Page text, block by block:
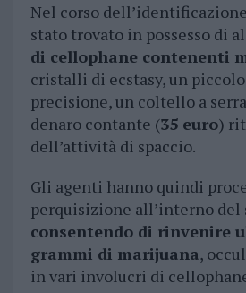
Nel corso
stato trovato in possesso di
di cellophane contenenti
cristalli di ecstasy, un
precisione, un coltello a
denaro contante (35 euro)
dell’attività di spaccio.
Gli agenti hanno quindi
perquisizione all’interno
consentendo di rinvenire
grammi di marijuana,
in vari involucri di